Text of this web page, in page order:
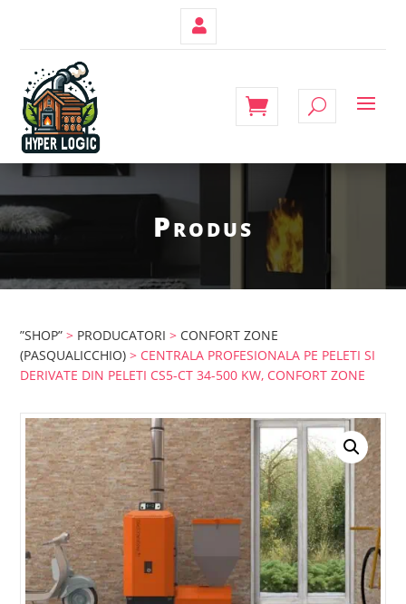
Produs
”SHOP” > PRODUCATORI > CONFORT ZONE
(PASQUALICCHIO) > CENTRALA PROFESIONALA PE PELETI SI
DERIVATE DIN PELETI CS5-CT 34-500 KW, CONFORT ZONE